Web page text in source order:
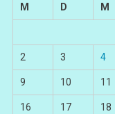
M
D M
2 3 4
9 10 11
16 17 18